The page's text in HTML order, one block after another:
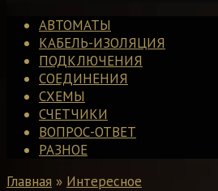
АВТОМАТЫ
КАБЕЛЬ-ИЗОЛЯЦИЯ
ПОДКЛЮЧЕНИЯ
СОЕДИНЕНИЯ
СХЕМЫ
СЧЕТЧИКИ
ВОПРОС-ОТВЕТ
РАЗНОЕ
Главная » Интересное